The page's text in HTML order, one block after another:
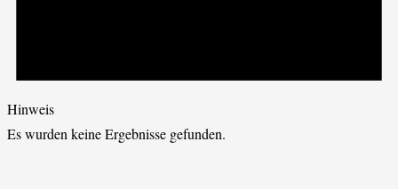
Hinweis
Es wurden keine Ergebnisse gefunden.